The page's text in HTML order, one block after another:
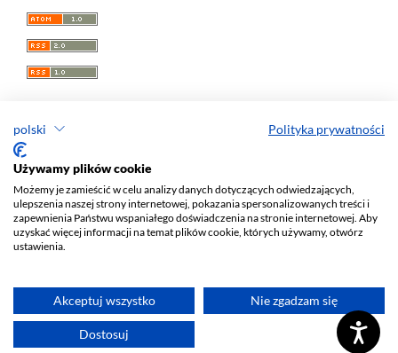
polski Polityka prywatności
Używamy plików cookie
Możemy je zamieścić w celu analizy danych dotyczących odwiedzających,
ulepszenia naszej strony internetowej, pokazania spersonalizowanych treści i
zapewnienia Państwu wspaniałego doświadczenia na stronie internetowej. Aby
uzyskać więcej informacji na temat plików cookie, których używamy, otwórz
ustawienia.
Akceptuj wszystko Nie zgadzam się
Dostosuj
Przegląd Socjologii Jakościowej
e-ISSN 1733-8069
Redaktor naczelny: Krzysztof Tomasz Konecki
Wydawca: Wydawnictwo Uniwersytetu Łódzkiego (www)
Biuro:
journals@uni.lodz.pl
Deklaracja dostępności